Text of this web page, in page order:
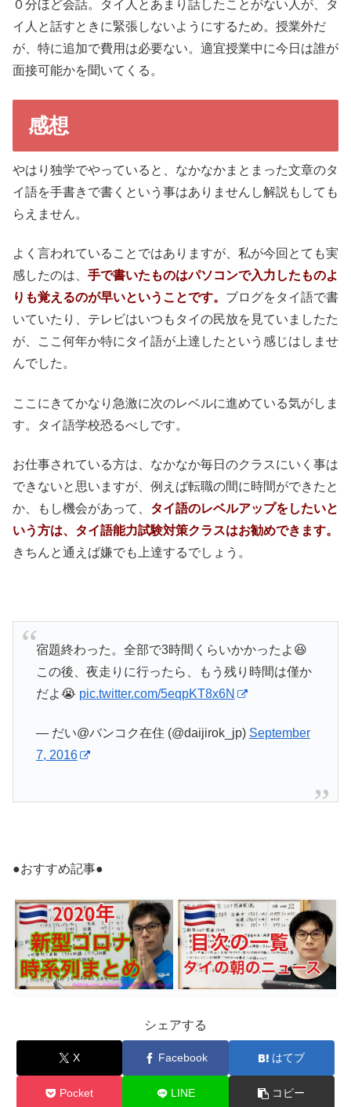
０分ほど会話。タイ人とあまり話したことがない人が、タ
イ人と話すときに緊張しないようにするため。授業外だ
が、特に追加で費用は必要ない。適宜授業中に今日は誰が
面接可能かを聞いてくる。
感想
やはり独学でやっていると、なかなかまとまった文章のタ
イ語を手書きで書くという事はありませんし解説もしても
らえません。
よく言われていることではありますが、私が今回とても実
感したのは、 手で書いたものはパソコンで入力したものよ
りも覚えるのが早いということです。 ブログをタイ語で書
いていたり、テレビはいつもタイの民放を見ていましたた
が、ここ何年か特にタイ語が上達したという感じはしませ
んでした。
ここにきてかなり急激に次のレベルに進めている気がしま
す。タイ語学校恐るべしです。
お仕事されている方は、なかなか毎日のクラスにいく事は
できないと思いますが、例えば転職の間に時間ができたと
か、もし機会があって、 タイ語のレベルアップをしたいと
いう方は、タイ語能力試験対策クラスはお勧めできます。
きちんと通えば嫌でも上達するでしょう。
宿題終わった。全部で3時間くらいかかったよ😆
この後、夜走りに行ったら、もう残り時間は僅か
だよ😭 pic.twitter.com/5eqpKT8x6N
— だい@バンコク在住 (@daijirok_jp) September
7, 2016
●おすすめ記事●
シェアする
X Facebook はてブ
Pocket LINE コピー